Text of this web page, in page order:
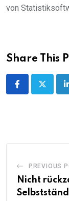
von
Share This
PREVIOUS
Nicht